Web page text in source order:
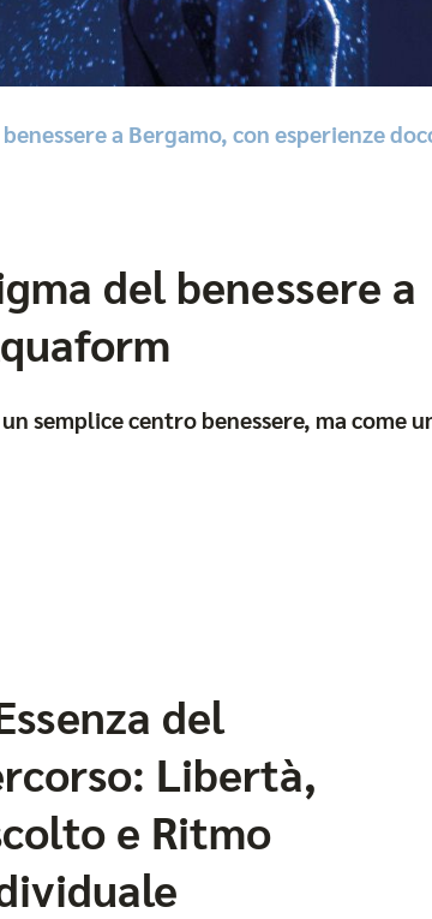
a Bergamo, con esperienze
del benessere a
semplice centro benessere, ma come
del
Libertà,
e Ritmo